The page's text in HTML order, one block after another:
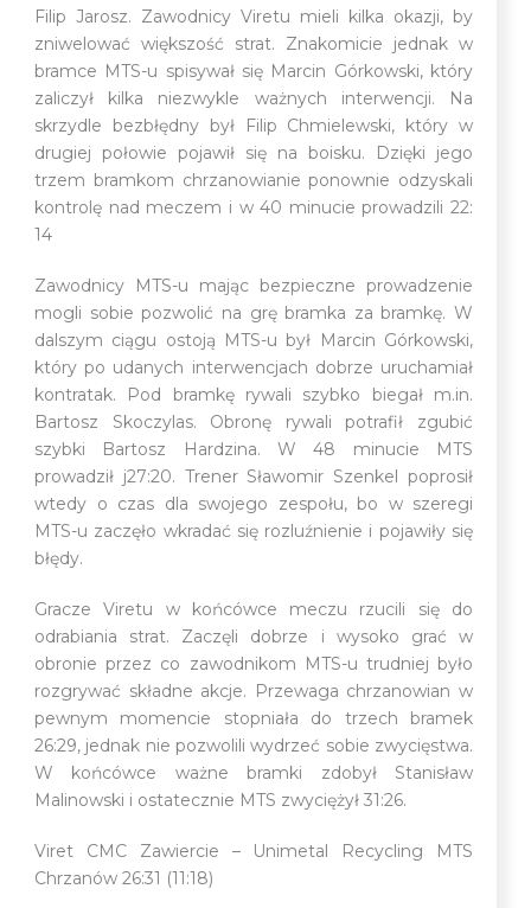
Filip Jarosz. Zawodnicy Viretu mieli kilka okazji, by
zniwelować większość strat. Znakomicie jednak w
bramce MTS-u spisywał się Marcin Górkowski, który
zaliczył kilka niezwykle ważnych interwencji. Na
skrzydle bezbłędny był Filip Chmielewski, który w
drugiej połowie pojawił się na boisku. Dzięki jego
trzem bramkom chrzanowianie ponownie odzyskali
kontrolę nad meczem i w 40 minucie prowadzili 22:
14
Zawodnicy MTS-u mając bezpieczne prowadzenie
mogli sobie pozwolić na grę bramka za bramkę. W
dalszym ciągu ostoją MTS-u był Marcin Górkowski,
który po udanych interwencjach dobrze uruchamiał
kontratak. Pod bramkę rywali szybko biegał m.in.
Bartosz Skoczylas. Obronę rywali potrafił zgubić
szybki Bartosz Hardzina. W 48 minucie MTS
prowadził j27:20. Trener Sławomir Szenkel poprosił
wtedy o czas dla swojego zespołu, bo w szeregi
MTS-u zaczęło wkradać się rozluźnienie i pojawiły się
błędy.
Gracze Viretu w końcówce meczu rzucili się do
odrabiania strat. Zaczęli dobrze i wysoko grać w
obronie przez co zawodnikom MTS-u trudniej było
rozgrywać składne akcje. Przewaga chrzanowian w
pewnym momencie stopniała do trzech bramek
26:29, jednak nie pozwolili wydrzeć sobie zwycięstwa.
W końcówce ważne bramki zdobył Stanisław
Malinowski i ostatecznie MTS zwyciężył 31:26.
Viret CMC Zawiercie – Unimetal Recycling MTS
Chrzanów 26:31 (11:18)